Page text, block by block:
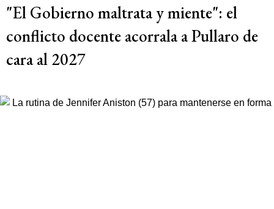
"El Gobierno maltrata y miente": el
conflicto docente acorrala a Pullaro de
cara al 2027